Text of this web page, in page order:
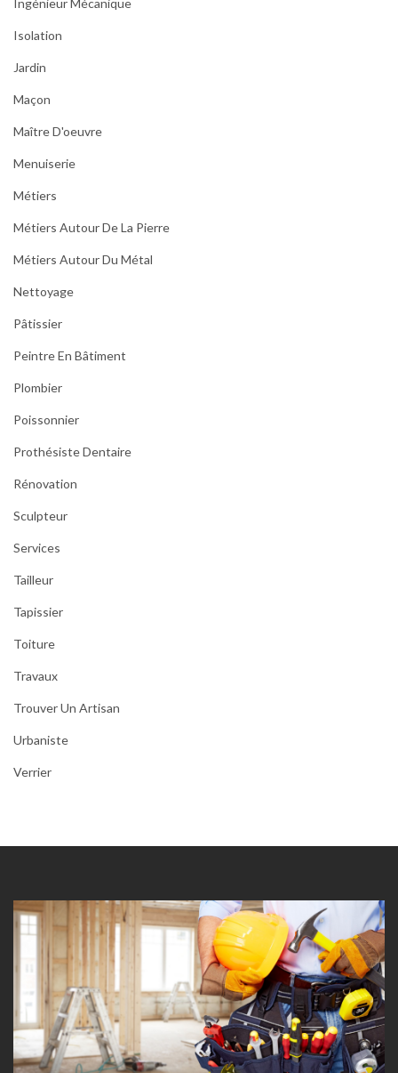
Ingénieur Mécanique
Isolation
Jardin
Maçon
Maître D'oeuvre
Menuiserie
Métiers
Métiers Autour De La Pierre
Métiers Autour Du Métal
Nettoyage
Pâtissier
Peintre En Bâtiment
Plombier
Poissonnier
Prothésiste Dentaire
Rénovation
Sculpteur
Services
Tailleur
Tapissier
Toiture
Travaux
Trouver Un Artisan
Urbaniste
Verrier